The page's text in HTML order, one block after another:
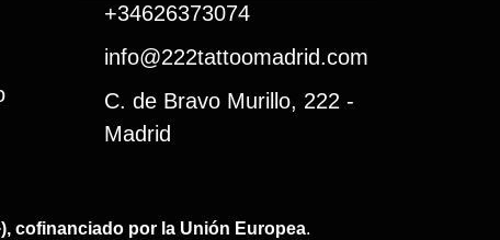
+34626373074
info@222tattoomadrid.com
C. de Bravo Murillo, 222 -
Madrid
cofinanciado por la Unión Europea.